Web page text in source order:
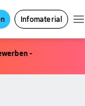
Infomaterial
-